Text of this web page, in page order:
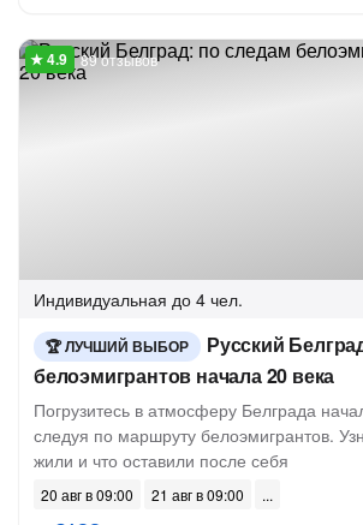
89 отзывов
Индивидуальная до 4 чел.
ЛУЧШИЙ ВЫБОР
Русский
белоэмигрантов начала 20 века
Погрузитесь в атмосферу Белграда
следуя по маршруту белоэмигрантов.
жили и что оставили после себя
20 авг в 09:00
21 авг в 09:00